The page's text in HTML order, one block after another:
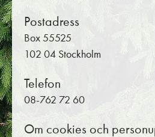
Postadress
Box 55525
102 04 Stockholm
Telefon
08-762 72 60
Om cookies och